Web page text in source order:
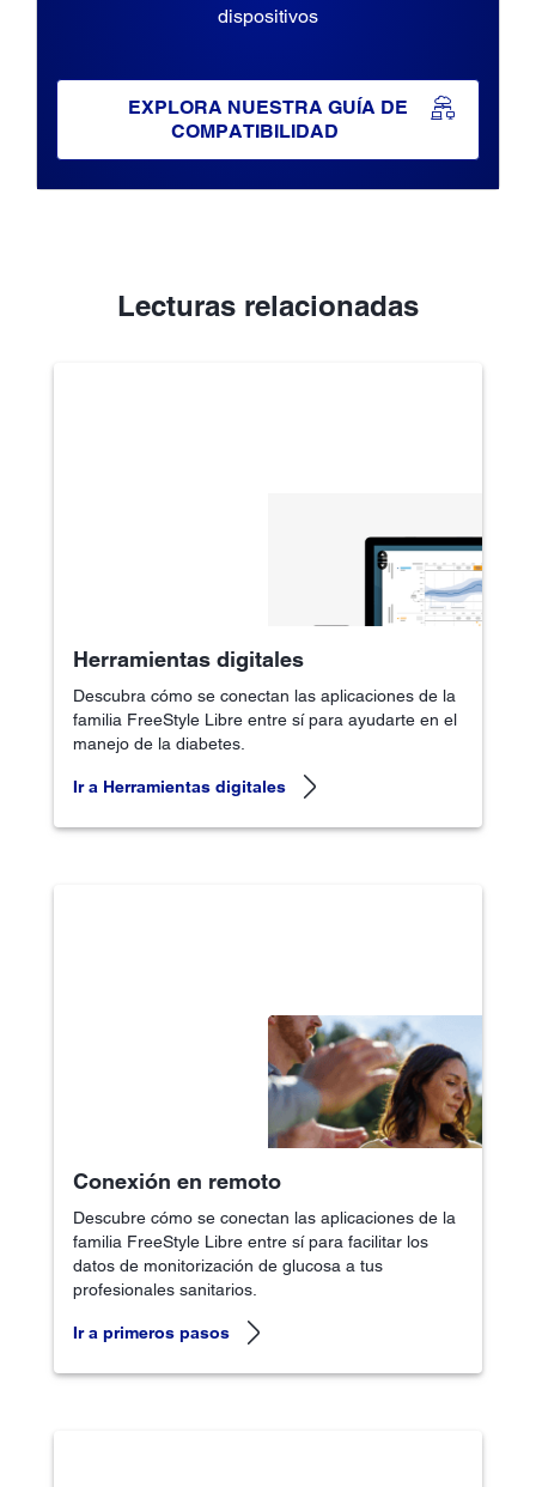
dispositivos
EXPLORA NUESTRA GUÍA DE
COMPATIBILIDAD
Lecturas relacionadas
Herramientas digitales
Descubra cómo se conectan las aplicaciones de la
familia FreeStyle Libre entre sí para ayudarte en el
manejo de la diabetes.
Ir a Herramientas digitales
Conexión en remoto
Descubre cómo se conectan las aplicaciones de la
familia FreeStyle Libre entre sí para facilitar los
datos de monitorización de glucosa a tus
profesionales sanitarios.
Ir a primeros pasos